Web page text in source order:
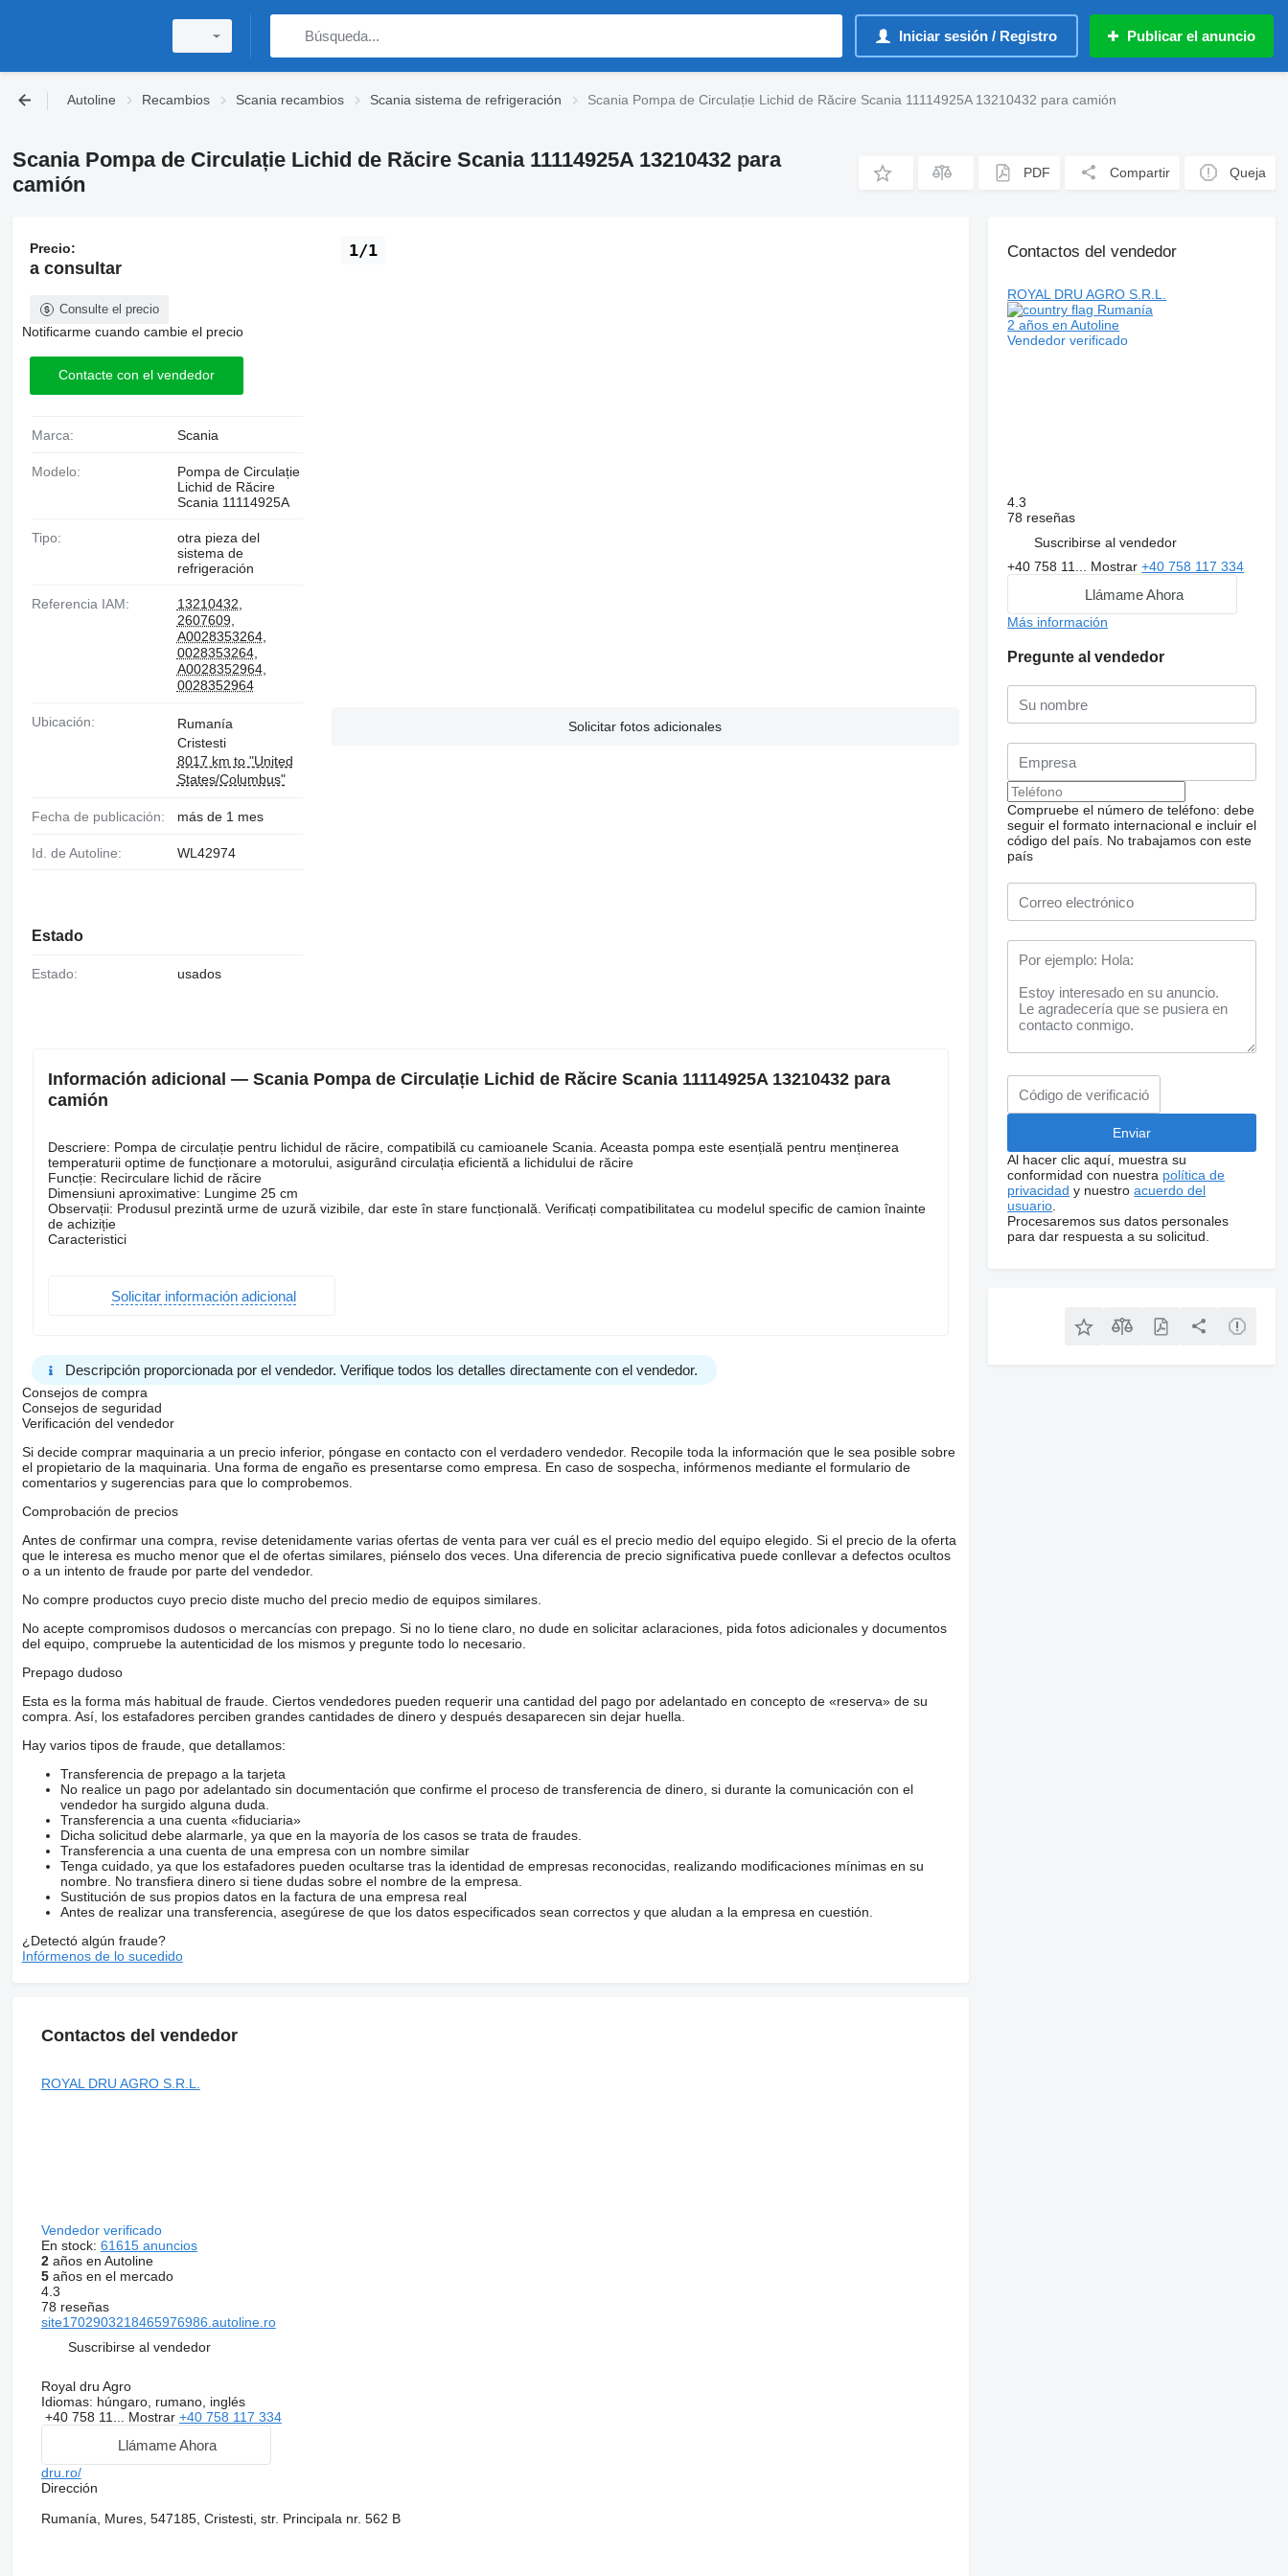
Iniciar sesión / Registro Publicar el anuncio
Autoline Recambios Scania recambios Scania sistema de refrigeración Scania Pompa de Circulație Lichid de Răcire Scania 11114925A 13210432 para camión
Scania Pompa de Circulație Lichid de Răcire Scania 11114925A 13210432 para
camión
PDF Compartir Queja
1/1
Solicitar fotos adicionales
Precio:
a consultar
Consulte el precio
Notificarme cuando cambie el precio
Contacte con el vendedor
Marca: Scania
Modelo:
Pompa de Circulație
Lichid de Răcire
Scania 11114925A
Tipo:
otra pieza del
sistema de
refrigeración
Referencia IAM: 13210432
2607609,
A0028353264,
0028353264,
A0028352964,
0028352964
Ubicación:
Rumanía
Cristesti
8017 km to "United
States/Columbus"
Fecha de publicación: más de 1 mes
Id. de Autoline: WL42974
Estado
Estado: usados
Información adicional — Scania Pompa de Circulație Lichid de Răcire Scania 11114925A 13210432 para
camión
Descriere: Pompa de circulație pentru lichidul de răcire, compatibilă cu camioanele Scania. Aceasta pompa este esențială pentru menținerea
temperaturii optime de funcționare a motorului, asigurând circulația eficientă a lichidului de răcire
Funcție: Recirculare lichid de răcire
Dimensiuni aproximative: Lungime 25 cm
Observații: Produsul prezintă urme de uzură vizibile, dar este în stare funcțională. Verificați compatibilitatea cu modelul specific de camion înainte
de achiziție
Caracteristici
Solicitar información adicional
Descripción proporcionada por el vendedor. Verifique todos los detalles directamente con el vendedor.
Consejos de compra
Consejos de seguridad
Verificación del vendedor
Si decide comprar maquinaria a un precio inferior, póngase en contacto con el verdadero vendedor. Recopile toda la información que le sea posible sobre
el propietario de la maquinaria. Una forma de engaño es presentarse como empresa. En caso de sospecha, infórmenos mediante el formulario de
comentarios y sugerencias para que lo comprobemos.
Comprobación de precios
Antes de confirmar una compra, revise detenidamente varias ofertas de venta para ver cuál es el precio medio del equipo elegido. Si el precio de la oferta
que le interesa es mucho menor que el de ofertas similares, piénselo dos veces. Una diferencia de precio significativa puede conllevar a defectos ocultos
o a un intento de fraude por parte del vendedor.
No compre productos cuyo precio diste mucho del precio medio de equipos similares.
No acepte compromisos dudosos o mercancías con prepago. Si no lo tiene claro, no dude en solicitar aclaraciones, pida fotos adicionales y documentos
del equipo, compruebe la autenticidad de los mismos y pregunte todo lo necesario.
Prepago dudoso
Esta es la forma más habitual de fraude. Ciertos vendedores pueden requerir una cantidad del pago por adelantado en concepto de «reserva» de su
compra. Así, los estafadores perciben grandes cantidades de dinero y después desaparecen sin dejar huella.
Hay varios tipos de fraude, que detallamos:
Transferencia de prepago a la tarjeta
No realice un pago por adelantado sin documentación que confirme el proceso de transferencia de dinero, si durante la comunicación con el
vendedor ha surgido alguna duda.
Transferencia a una cuenta «fiduciaria»
Dicha solicitud debe alarmarle, ya que en la mayoría de los casos se trata de fraudes.
Transferencia a una cuenta de una empresa con un nombre similar
Tenga cuidado, ya que los estafadores pueden ocultarse tras la identidad de empresas reconocidas, realizando modificaciones mínimas en su
nombre. No transfiera dinero si tiene dudas sobre el nombre de la empresa.
Sustitución de sus propios datos en la factura de una empresa real
Antes de realizar una transferencia, asegúrese de que los datos especificados sean correctos y que aludan a la empresa en cuestión.
¿Detectó algún fraude?
Infórmenos de lo sucedido
Contactos del vendedor
ROYAL DRU AGRO S.R.L.
Vendedor verificado
En stock: 61615 anuncios
2años en Autoline
5años en el mercado
4.3
78 reseñas
site1702903218465976986.autoline.ro
Suscribirse al vendedor
Royal dru Agro
Idiomas: húngaro, rumano, inglés
+40 758 11... Mostrar +40 758 117 334
Llámame Ahora
dru.ro/
Dirección
Rumanía, Mures, 547185, Cristesti, str. Principala nr. 562 B
Contactos del vendedor
ROYAL DRU AGRO S.R.L.
Rumanía
2 años en Autoline
Vendedor verificado
4.3
78 reseñas
Suscribirse al vendedor
+40 758 11... Mostrar+40 758 117 334
Llámame Ahora
Más información
Pregunte al vendedor
Compruebe el número de teléfono: debe
seguir el formato internacional e incluir el
código del país. No trabajamos con este
país
Al hacer clic aquí, muestra su
conformidad con nuestra política de
privacidad y nuestroacuerdo del
usuario
Procesaremos sus datos personales
para dar respuesta a su solicitud.